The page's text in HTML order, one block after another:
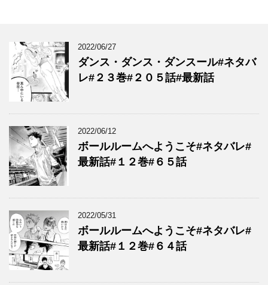
2022/06/27
ダンス・ダンス・ダンスール#ネタバ
レ#２３巻#２０５話#最新話
2022/06/12
ボールルームへようこそ#ネタバレ#
最新話#１２巻#６５話
2022/05/31
ボールルームへようこそ#ネタバレ#
最新話#１２巻#６４話